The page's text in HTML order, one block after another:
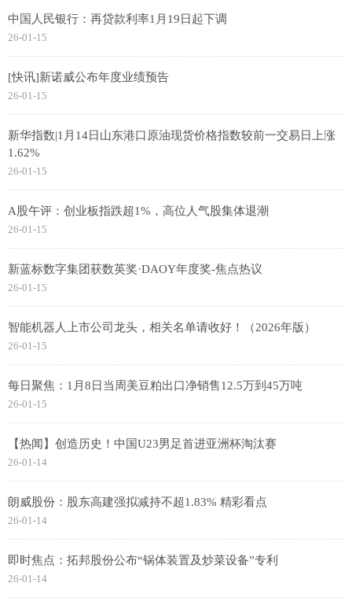
中国人民银行：再贷款利率1月19日起下调
26-01-15
[快讯]新诺威公布年度业绩预告
26-01-15
新华指数|1月14日山东港口原油现货价格指数较前一交易日上涨
1.62%
26-01-15
A股午评：创业板指跌超1%，高位人气股集体退潮
26-01-15
新蓝标数字集团获数英奖·DAOY年度奖-焦点热议
26-01-15
智能机器人上市公司龙头，相关名单请收好！（2026年版）
26-01-15
每日聚焦：1月8日当周美豆粕出口净销售12.5万到45万吨
26-01-15
【热闻】创造历史！中国U23男足首进亚洲杯淘汰赛
26-01-14
朗威股份：股东高建强拟减持不超1.83% 精彩看点
26-01-14
即时焦点：拓邦股份公布“锅体装置及炒菜设备”专利
26-01-14